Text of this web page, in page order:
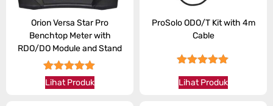
Orion Versa Star Pro
Benchtop Meter with
RDO/DO Module and Stand
★★★★★
Lihat Produk
ProSolo ODO/T Kit with 4m
Cable
Lihat Produk